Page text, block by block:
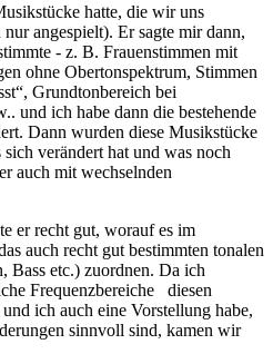
hatte, die wir uns
angespielt). Er sagte mir dann,
- z. B. Frauenstimmen mit
ohne Obertonspektrum, Stimmen
Grundtonbereich bei
und ich habe dann die bestehende
Dann wurden diese Musikstücke
verändert hat und was noch
auch mit wechselnden
er recht gut, worauf es im
auch recht gut bestimmten tonalen
Bass etc.) zuordnen. Da ich
Frequenzbereiche diesen
ich auch eine Vorstellung habe,
sinnvoll sind, kamen wir